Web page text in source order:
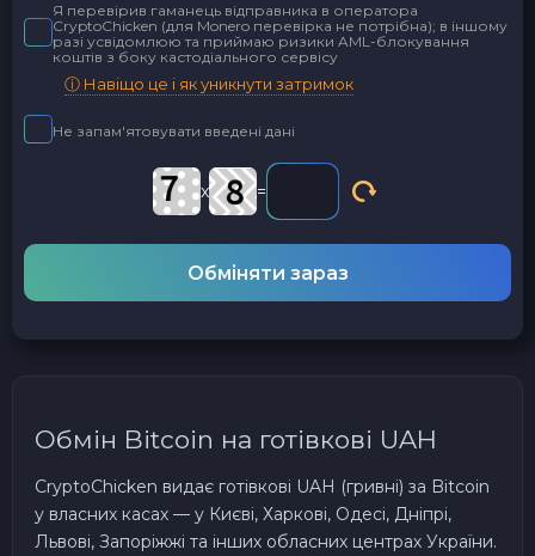
Я перевірив гаманець відправника в оператора
CryptoChicken (для Monero перевірка не потрібна); в іншому
разі усвідомлюю та приймаю ризики AML-блокування
коштів з боку кастодіального сервісу
ⓘ Навіщо це і як уникнути затримок
Не запам'ятовувати введені дані
x =
Обміняти зараз
Обмін Bitcoin на готівкові UAH
CryptoChicken видає готівкові UAH (гривні) за Bitcoin
у власних касах — у Києві, Харкові, Одесі, Дніпрі,
Львові, Запоріжжі та інших обласних центрах України.